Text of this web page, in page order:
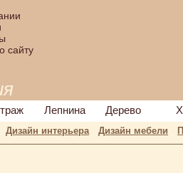
сайту
Лепнина Дерево
Дизайн интерьера Дизайн мебели